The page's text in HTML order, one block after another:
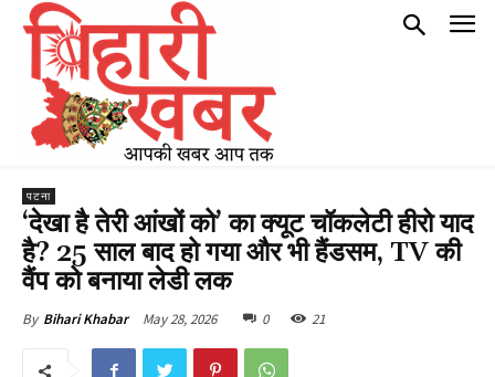
पटना
‘देखा है तेरी आंखों को’ का क्यूट चॉकलेटी हीरो याद
है? 25 साल बाद हो गया और भी हैंडसम, TV की
वैंप को बनाया लेडी लक
By Bihari Khabar May 28, 2026 0 21